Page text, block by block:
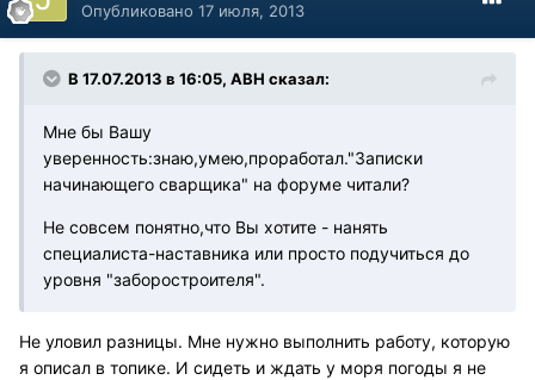
Опубликовано 17 июля, 2013
В 17.07.2013 в 16:05, АВН сказал:
Мне бы Вашу
уверенность:знаю,умею,проработал."Записки
начинающего сварщика" на форуме читали?
Не совсем понятно,что Вы хотите - нанять
специалиста-наставника или просто подучиться до
уровня "заборостроителя".
Не уловил разницы. Мне нужно выполнить работу, которую
я описал в топике. И сидеть и ждать у моря погоды я не